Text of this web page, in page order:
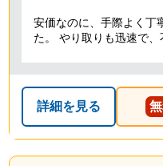
安価なのに、手際よく丁
た。 やり取りも迅速で
詳細を見る